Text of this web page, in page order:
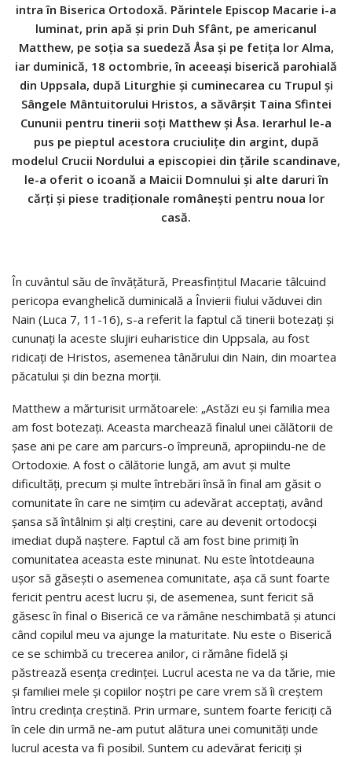
intra în Biserica Ortodoxă. Părintele Episcop Macarie i-a
luminat, prin apă și prin Duh Sfânt, pe americanul
Matthew, pe soția sa suedeză Åsa și pe fetița lor Alma,
iar duminică, 18 octombrie, în aceeași biserică parohială
din Uppsala, după Liturghie și cuminecarea cu Trupul și
Sângele Mântuitorului Hristos, a săvârșit Taina Sfintei
Cununii pentru tinerii soți Matthew și Åsa. Ierarhul le-a
pus pe pieptul acestora cruciulițe din argint, după
modelul Crucii Nordului a episcopiei din țările scandinave,
le-a oferit o icoană a Maicii Domnului și alte daruri în
cărți și piese tradiționale românești pentru noua lor
casă.
În cuvântul său de învățătură, Preasfințitul Macarie tâlcuind
pericopa evanghelică duminicală a Învierii fiului văduvei din
Nain (Luca 7, 11-16), s-a referit la faptul că tinerii botezați și
cununați la aceste slujiri euharistice din Uppsala, au fost
ridicați de Hristos, asemenea tânărului din Nain, din moartea
păcatului și din bezna morții.
Matthew a mărturisit următoarele: „Astăzi eu și familia mea
am fost botezați. Aceasta marchează finalul unei călătorii de
șase ani pe care am parcurs-o împreună, apropiindu-ne de
Ortodoxie. A fost o călătorie lungă, am avut și multe
dificultăți, precum și multe întrebări însă în final am găsit o
comunitate în care ne simțim cu adevărat acceptați, având
șansa să întâlnim și alți creștini, care au devenit ortodocși
imediat după naștere. Faptul că am fost bine primiți în
comunitatea aceasta este minunat. Nu este întotdeauna
ușor să găsești o asemenea comunitate, așa că sunt foarte
fericit pentru acest lucru și, de asemenea, sunt fericit să
găsesc în final o Biserică ce va rămâne neschimbată și atunci
când copilul meu va ajunge la maturitate. Nu este o Biserică
ce se schimbă cu trecerea anilor, ci rămâne fidelă și
păstrează esența credinței. Lucrul acesta ne va da tărie, mie
și familiei mele și copiilor noștri pe care vrem să îi creștem
întru credința creștină. Prin urmare, suntem foarte fericiți că
în cele din urmă ne-am putut alătura unei comunități unde
lucrul acesta va fi posibil. Suntem cu adevărat fericiți și